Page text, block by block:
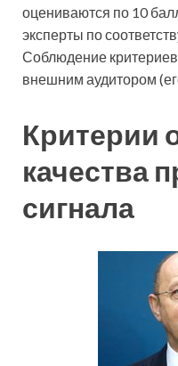
оцениваются по 10
эксперты по
Соблюдение
внешним аудитором
Критерии
качества
сигнала